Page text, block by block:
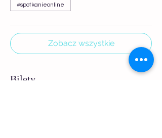
#spotkanieonline
Zobacz wszystkie
Bilety